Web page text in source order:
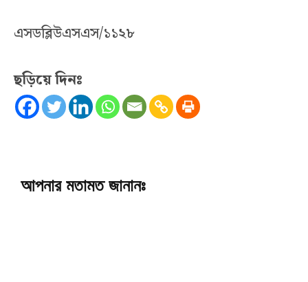
এসডব্লিউএসএস/১১২৮
ছড়িয়ে দিনঃ
আপনার মতামত জানানঃ